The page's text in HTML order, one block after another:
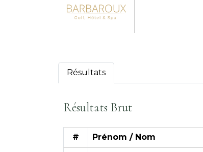
Résultats
Résultats Brut
# Prénom / Nom